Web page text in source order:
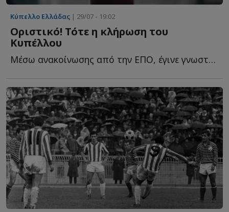
Κύπελλο Ελλάδας | 29/07 - 19:02
Οριστικό! Τότε η κλήρωση του
Κυπέλλου
Μέσω ανακοίνωσης από την ΕΠΟ, έγινε γνωστό το πότε θα π...